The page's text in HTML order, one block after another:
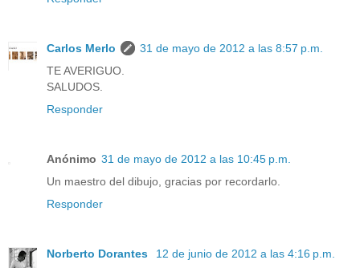
Carlos Merlo
31 de mayo de 2012 a las 8:57 p.m.
TE AVERIGUO.
SALUDOS.
Responder
Anónimo 31 de mayo de 2012 a las 10:45 p.m.
Un maestro del dibujo, gracias por recordarlo.
Responder
Norberto Dorantes
12 de junio de 2012 a las 4:16 p.m.